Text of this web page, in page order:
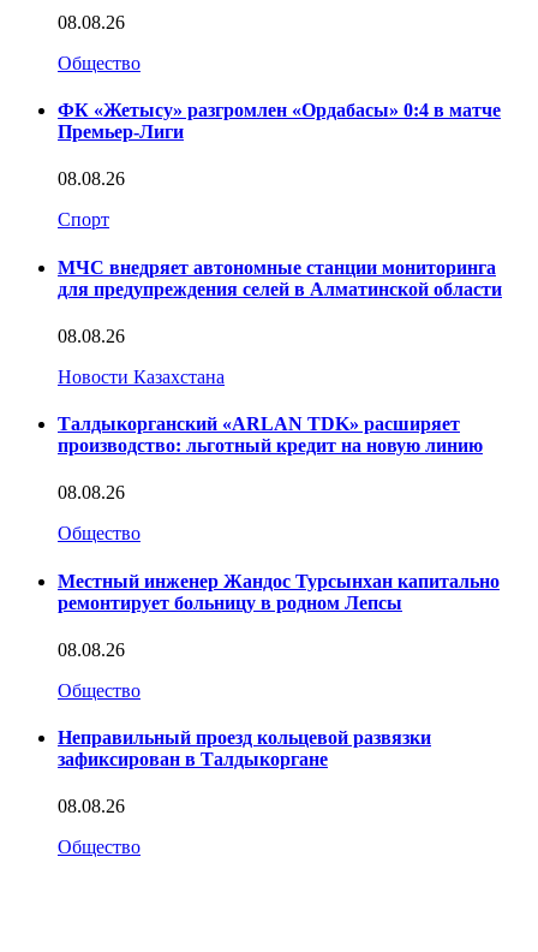
08.08.26
Общество
ФК «Жетысу» разгромлен «Ордабасы» 0:4 в матче
Премьер-Лиги
08.08.26
Спорт
МЧС внедряет автономные станции мониторинга
для предупреждения селей в Алматинской области
08.08.26
Новости Казахстана
Талдыкорганский «ARLAN TDK» расширяет
производство: льготный кредит на новую линию
08.08.26
Общество
Местный инженер Жандос Турсынхан капитально
ремонтирует больницу в родном Лепсы
08.08.26
Общество
Неправильный проезд кольцевой развязки
зафиксирован в Талдыкоргане
08.08.26
Общество